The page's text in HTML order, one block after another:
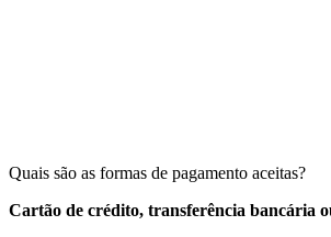
Quais são as formas de pagamento aceitas?
Cartão de crédito, transferência bancária